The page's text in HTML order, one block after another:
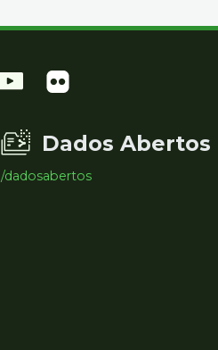
Dados Abertos
/dadosabertos